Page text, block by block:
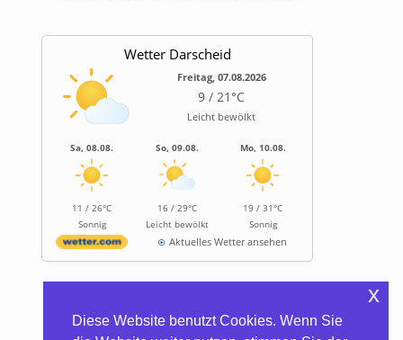
Wetter Darscheid
Freitag, 07.08.2026
9 / 21°C
Leicht bewölkt
Sa, 08.08.
11 / 26°C
Sonnig
So, 09.08.
16 / 29°C
Leicht bewölkt
Mo, 10.08.
19 / 31°C
Sonnig
Aktuelles Wetter ansehen
Biocontainer
Diese Website benutzt Cookies. Wenn Sie
x